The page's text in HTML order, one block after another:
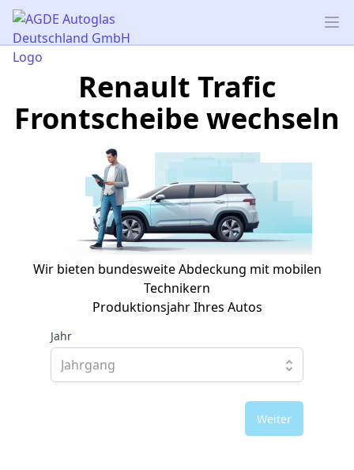
AGDE Autoglas Deutschland GmbH
Renault Trafic
Frontscheibe wechseln
Wir bieten bundesweite Abdeckung mit mobilen
Technikern
Produktionsjahr Ihres Autos
Jahr
Weiter